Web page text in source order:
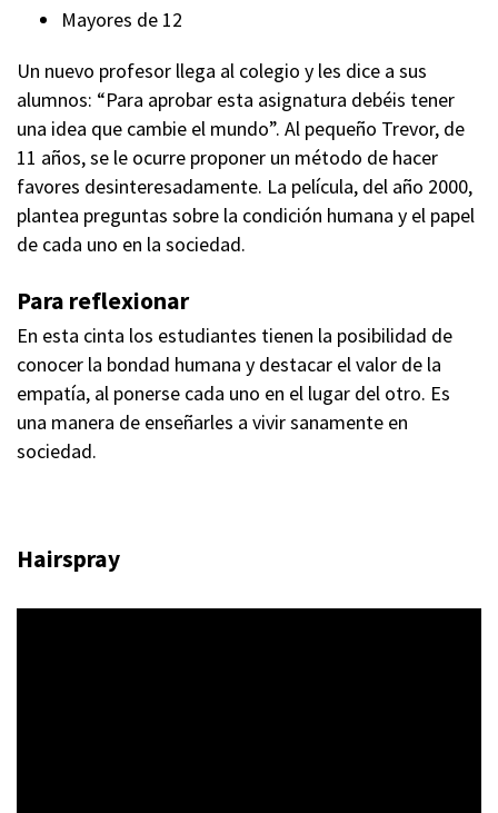
Mayores de 12
Un nuevo profesor llega al colegio y les dice a sus
alumnos: “Para aprobar esta asignatura debéis tener
una idea que cambie el mundo”. Al pequeño Trevor, de
11 años, se le ocurre proponer un método de hacer
favores desinteresadamente. La película, del año 2000,
plantea preguntas sobre la condición humana y el papel
de cada uno en la sociedad.
Para reflexionar
En esta cinta los estudiantes tienen la posibilidad de
conocer la bondad humana y destacar el valor de la
empatía, al ponerse cada uno en el lugar del otro. Es
una manera de enseñarles a vivir sanamente en
sociedad.
Hairspray